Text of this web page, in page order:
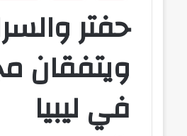
حفتر
ويتفقان
في ليبيا